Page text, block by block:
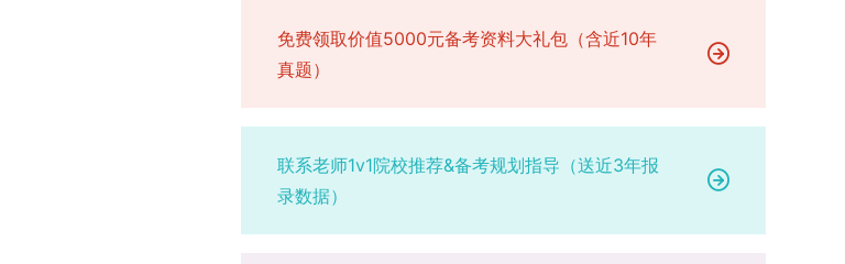
个PDF文件上传。二、成果审核流程及要求1. 研究
生竞赛获奖成果由竞赛指导教师负责初审；除竞赛
果，方可提交至学院及研究生院进行最终认定；未
经指导教师审核的成果，学院及研究生院不予受
理。3. 所有审核人员需对成果的真实性、等级认
及分区结果等核心信息进行严格核查，部分竞赛的
免费领取价值5000元备考资料大礼包（含近10年
真题）
联系老师1v1院校推荐&备考规划指导（送近3年报
录数据）